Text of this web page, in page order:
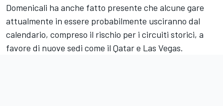
Domenicali ha anche fatto presente che alcune gare
attualmente in essere probabilmente usciranno dal
calendario, compreso il rischio per i circuiti storici, a
favore di nuove sedi come il Qatar e Las Vegas.